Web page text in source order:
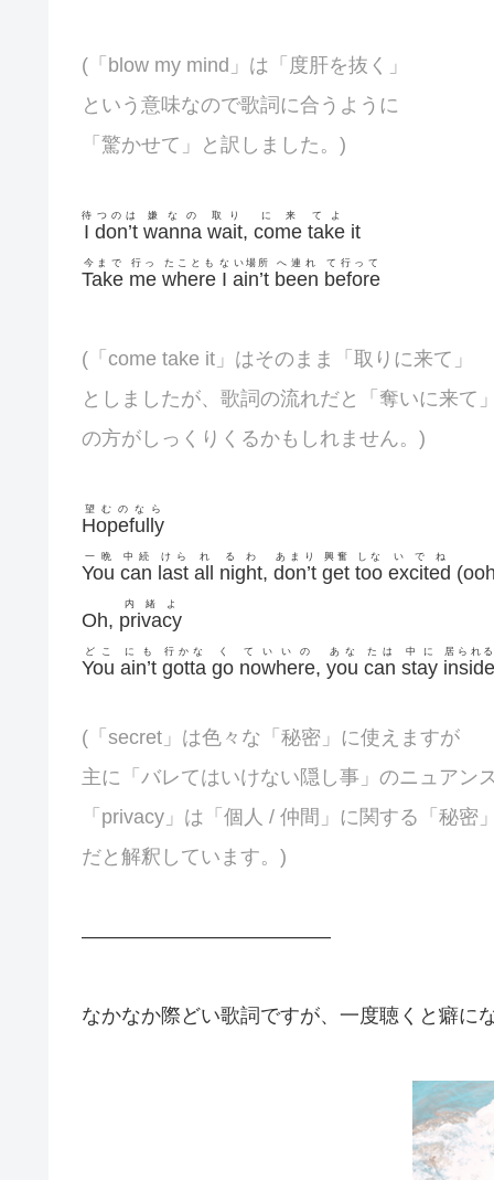
(「blow my mind」は「度肝を抜く」
という意味なので歌詞に合うように
「驚かせて」と訳しました。)
I
待
don’t
つのは
wanna
嫌なの
wait
取り
, come
に来
take
てよ
it
Take
今まで
me
行っ
where
たことも
I
な
ain’t
い場所
been
へ連れ
before
て行って
(「come take it」はそのまま「取りに来て」
としましたが、歌詞の流れだと「奪いに来て」
の方がしっくりくるかもしれません。)
Hopefully
望むのなら
You
一晩
can
中続
last
けら
all
れ
night
るわ
, don’t
あまり
get
興奮
too
しな
excited
いでね
Oh, privacy
内緒よ
You
どこ
ain’t
にも
gotta
行かな
go
く
nowhere
ていいの
, you
あな
can
たは
stay
中に
inside
居られる
(「secret」は色々な「秘密」に使えますが
主に「バレてはいけない隠し事」のニュアンス
「privacy」は「個人 / 仲間」に関する「秘密」
だと解釈しています。)
————————————–
なかなか際どい歌詞ですが、一度聴くと癖に